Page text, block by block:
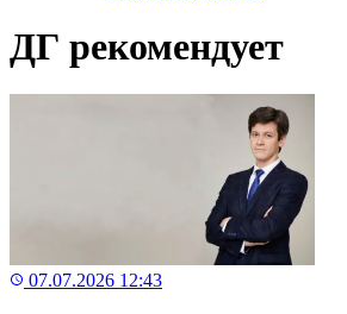
ДГ рекомендует
07.07.2026 12:43